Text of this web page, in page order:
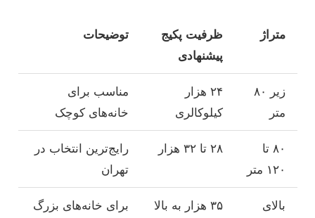
متراژ
ظرفیت پکیج
پیشنهادی
توضیحات
زیر ۸۰
متر
۲۴ هزار
کیلوکالری
مناسب برای
خانه‌های کوچک
۸۰ تا
۱۲۰ متر
۲۸ تا ۳۲ هزار
رایج‌ترین انتخاب در
تهران
بالای
۳۵ هزار به بالا
برای خانه‌های بزرگ